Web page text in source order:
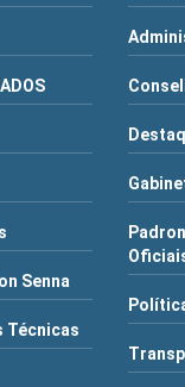
Senna
Técnicas